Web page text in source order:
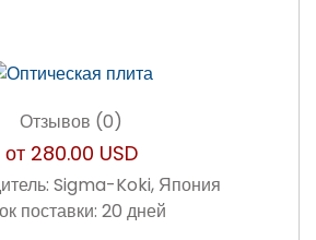
Отзывов (0)
от 280.00 USD
Sigma-Koki, Япония
поставки: 20 дней